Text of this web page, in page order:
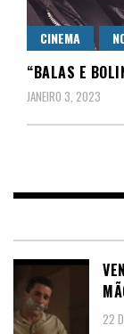
CINEMA
“BALAS E
JANEIRO 3, 2023
22